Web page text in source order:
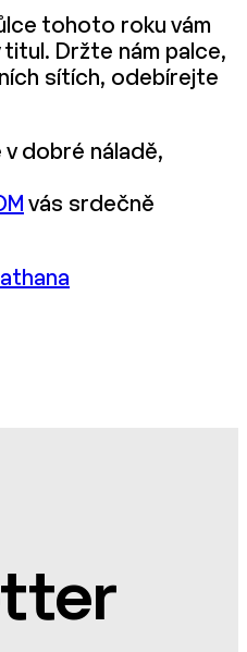
tohoto roku vám
Držte nám palce,
sítích, odebírejte
dobré náladě,
vás srdečně